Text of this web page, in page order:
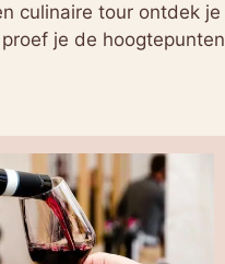
culinaire tour ontdek je
je de hoogtepunten